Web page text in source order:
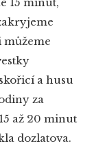
15 minut,
můžeme
a husu
za
až 20 minut
dozlatova.